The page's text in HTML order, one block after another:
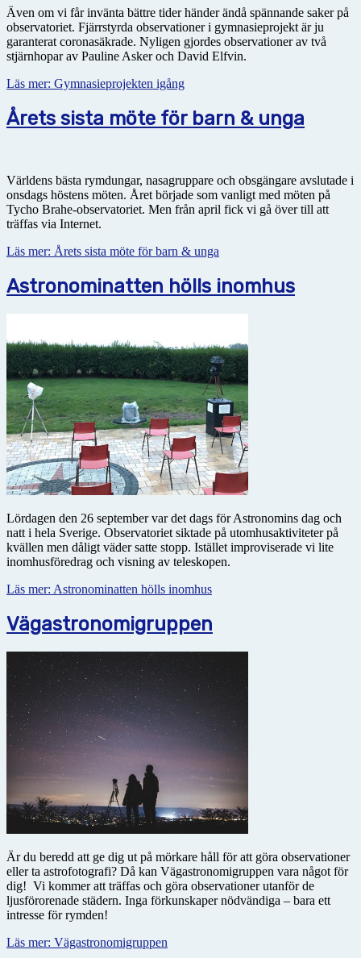
Även om vi får invänta bättre tider händer ändå spännande saker på
observatoriet. Fjärrstyrda observationer i gymnasieprojekt är ju
garanterat coronasäkrade. Nyligen gjordes observationer av två
stjärnhopar av Pauline Asker och David Elfvin.
Läs mer: Gymnasieprojekten igång
Årets sista möte för barn & unga
Världens bästa rymdungar, nasagruppare och obsgängare avslutade i
onsdags höstens möten. Året började som vanligt med möten på
Tycho Brahe-observatoriet. Men från april fick vi gå över till att
träffas via Internet.
Läs mer: Årets sista möte för barn & unga
Astronominatten hölls inomhus
Lördagen den 26 september var det dags för Astronomins dag och
natt i hela Sverige. Observatoriet siktade på utomhusaktiviteter på
kvällen men dåligt väder satte stopp. Istället improviserade vi lite
inomhusföredrag och visning av teleskopen.
Läs mer: Astronominatten hölls inomhus
Vägastronomigruppen
Är du beredd att ge dig ut på mörkare håll för att göra observationer
eller ta astrofotografi? Då kan Vägastronomigruppen vara något för
dig! Vi kommer att träffas och göra observationer utanför de
ljusförorenade städern. Inga förkunskaper nödvändiga – bara ett
intresse för rymden!
Läs mer: Vägastronomigruppen